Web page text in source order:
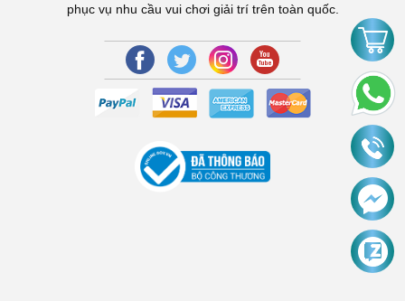
phục vụ nhu cầu vui chơi giải trí trên toàn quốc.